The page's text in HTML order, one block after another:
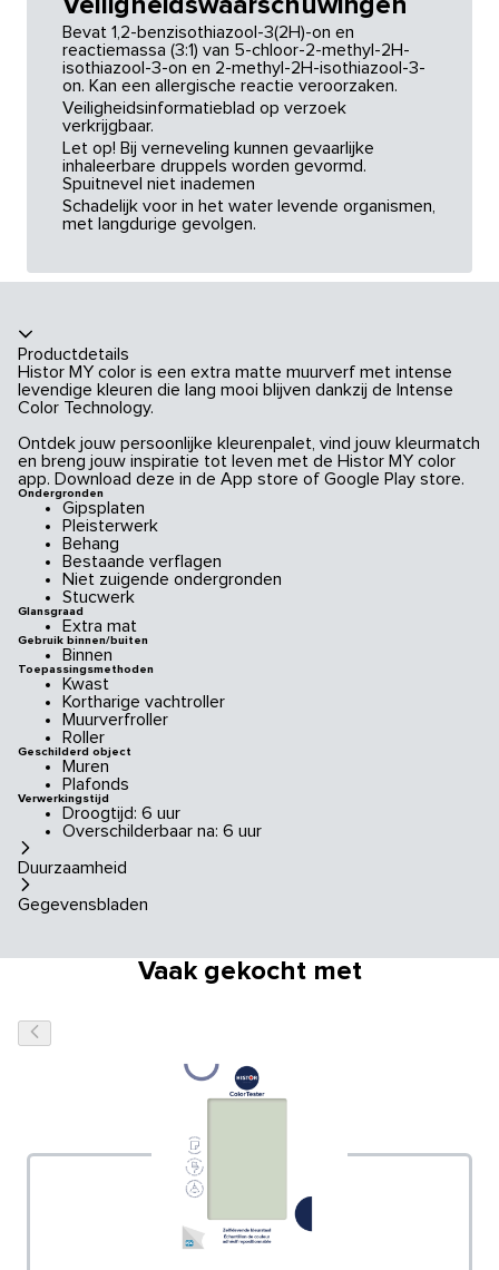
Bevat 1,2-benzisothiazool-3(2H)-on en
reactiemassa (3:1) van 5-chloor-2-methyl-2H-
isothiazool-3-on en 2-methyl-2H-isothiazool-3-
on. Kan een allergische reactie veroorzaken.
Veiligheidsinformatieblad op verzoek
verkrijgbaar.
Let op! Bij verneveling kunnen gevaarlijke
inhaleerbare druppels worden gevormd.
Spuitnevel niet inademen
Schadelijk voor in het water levende organismen,
met langdurige gevolgen.
Productdetails
Histor MY color is een extra matte muurverf met intense
levendige kleuren die lang mooi blijven dankzij de Intense
Color Technology.
Ontdek jouw persoonlijke kleurenpalet, vind jouw kleurmatch
en breng jouw inspiratie tot leven met de Histor MY color
app. Download deze in de App store of Google Play store.
Ondergronden
Gipsplaten
Pleisterwerk
Behang
Bestaande verflagen
Niet zuigende ondergronden
Stucwerk
Glansgraad
Extra mat
Gebruik binnen/buiten
Binnen
Toepassingsmethoden
Kwast
Kortharige vachtroller
Muurverfroller
Roller
Geschilderd object
Muren
Plafonds
Verwerkingstijd
Droogtijd: 6 uur
Overschilderbaar na: 6 uur
Duurzaamheid
Gegevensbladen
Vaak gekocht met